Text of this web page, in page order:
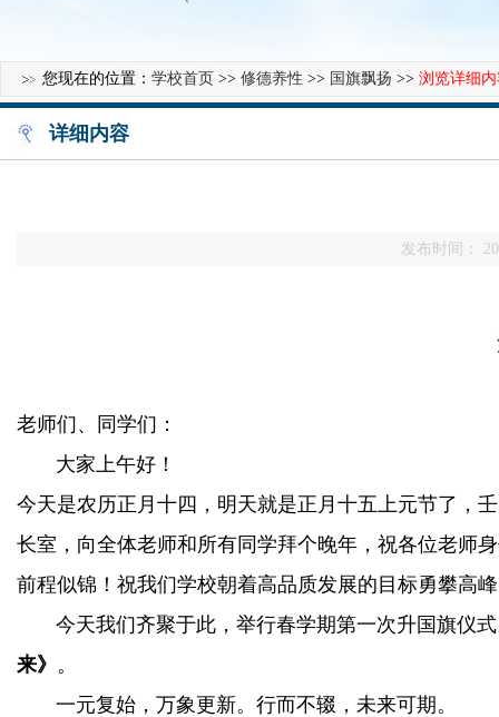
您现在的位置： 学校首页 >> 修德养性 >> 国旗飘扬 >> 浏览详细
详细内容
发布时间：
老师们、同学们：
大家上午好！
今天是农历正月十四，明天就是正月十五上元节了，
长室，向全体老师和所有同学拜个晚年，祝各位老师
前程似锦！祝我们学校朝着高品质发展的目标勇攀高
今天我们齐聚于此，举行春学期第一次升国旗仪式
来》 。
一元复始，万象更新。行而不辍，未来可期。